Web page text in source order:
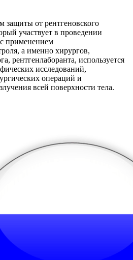
защиты от рентгеновского
участвует в проведении
применением
а именно хирургов,
рентгенлаборанта, используется
исследований,
операций и
всей поверхности тела.